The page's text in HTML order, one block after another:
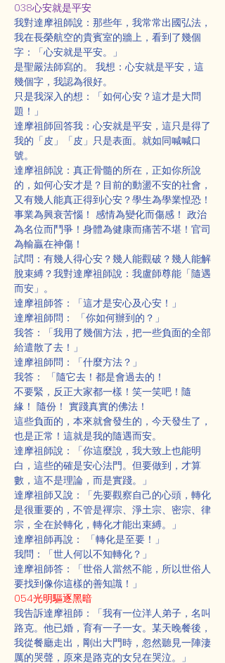
038心安就是平安
我對達摩祖師說：那些年，我常常出國弘法，
我在長榮航空的貴賓室的牆上，看到了幾個
字：「心安就是平安。」
是聖嚴法師寫的。 我想：心安就是平安，這
幾個字，我認為很好。
只是我深入的想：「如何心安？這才是大問
題！」
達摩祖師回答我：心安就是平安，這只是得了
我的「皮」「皮」只是表面。就如同喊喊口
號。
達摩祖師說：真正骨髓的所在，正如你所說
的，如何心安才是？目前的動盪不安的社會，
又有幾人能真正得到心安？學生為學業惶恐！
事業為興衰苦惱！ 感情為變化而傷感！ 政治
為名位而鬥爭！身體為健康而痛苦不堪！官司
為輸贏在神傷！
試問：有幾人得心安？幾人能觀破？幾人能解
脫束縛？我對達摩祖師說：我盧師尊能「隨遇
而安」。
達摩祖師答：「這才是安心及心安！」
達摩祖師問： 「你如何辦到的？」
我答：「我用了幾個方法，把一些負面的全部
給遣散了去！」
達摩祖師問：「什麼方法？」
我答： 「隨它去！都是會過去的！
不要緊，反正大家都一樣！笑一笑吧！隨
緣！ 隨份！ 實踐真實的佛法！
這些負面的，本來就會發生的，今天發生了，
也是正常！這就是我的隨遇而安。
達摩祖師說：「你這麼說，我大致上也能明
白，這些的確是安心法門。但要做到，才算
數，這不是理論，而是實踐。」
達摩祖師又說：「先要觀察自己的心頭，轉化
是很重要的，不管是禪宗、淨土宗、密宗、律
宗，全在於轉化，轉化才能出束縛。」
達摩祖師再說： 「轉化是至要！」
我問：「世人何以不知轉化？」
達摩祖師答：「世俗人當然不能，所以世俗人
要找到像你這樣的善知識！」
054光明驅逐黑暗
我告訴達摩祖師：「我有一位洋人弟子，名叫
路克。他已婚，育有一子一女。某天晚餐後，
我從餐廳走出，剛出大門時，忽然聽見一陣淒
厲的哭聲，原來是路克的女兒在哭泣。」